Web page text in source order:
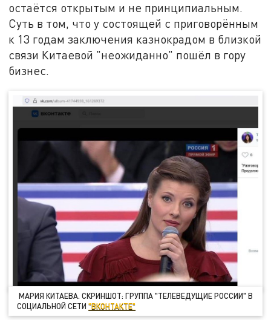
остаётся открытым и не принципиальным.
Суть в том, что у состоящей с приговорённым
к 13 годам заключения казнокрадом в близкой
связи Китаевой "неожиданно" пошёл в гору
бизнес.
МАРИЯ КИТАЕВА. СКРИНШОТ: ГРУППА "ТЕЛЕВЕДУЩИЕ РОССИИ" В
СОЦИАЛЬНОЙ СЕТИ"ВКОНТАКТЕ"